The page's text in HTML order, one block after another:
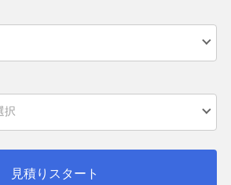
見積りスタート